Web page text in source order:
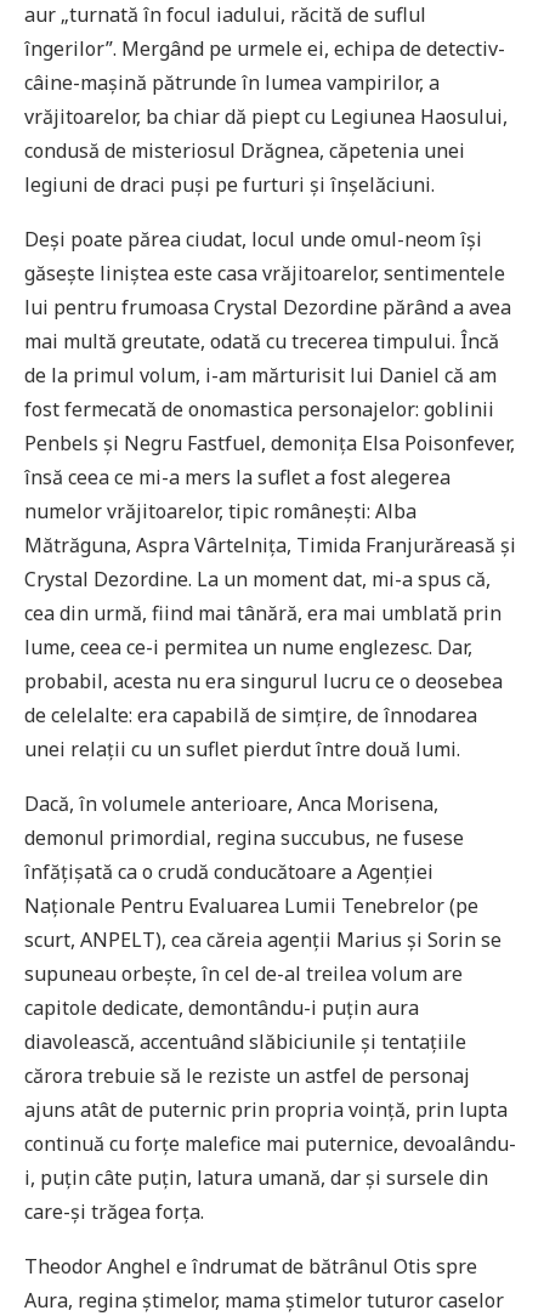
aur „turnată în focul iadului, răcită de suflul
îngerilor”. Mergând pe urmele ei, echipa de detectiv-
câine-mașină pătrunde în lumea vampirilor, a
vrăjitoarelor, ba chiar dă piept cu Legiunea Haosului,
condusă de misteriosul Drăgnea, căpetenia unei
legiuni de draci puși pe furturi și înșelăciuni.
Deși poate părea ciudat, locul unde omul-neom își
găsește liniștea este casa vrăjitoarelor, sentimentele
lui pentru frumoasa Crystal Dezordine părând a avea
mai multă greutate, odată cu trecerea timpului. Încă
de la primul volum, i-am mărturisit lui Daniel că am
fost fermecată de onomastica personajelor: goblinii
Penbels și Negru Fastfuel, demonița Elsa Poisonfever,
însă ceea ce mi-a mers la suflet a fost alegerea
numelor vrăjitoarelor, tipic românești: Alba
Mătrăguna, Aspra Vârtelnița, Timida Franjurăreasă și
Crystal Dezordine. La un moment dat, mi-a spus că,
cea din urmă, fiind mai tânără, era mai umblată prin
lume, ceea ce-i permitea un nume englezesc. Dar,
probabil, acesta nu era singurul lucru ce o deosebea
de celelalte: era capabilă de simțire, de înnodarea
unei relații cu un suflet pierdut între două lumi.
Dacă, în volumele anterioare, Anca Morisena,
demonul primordial, regina succubus, ne fusese
înfățișată ca o crudă conducătoare a Agenției
Naționale Pentru Evaluarea Lumii Tenebrelor (pe
scurt, ANPELT), cea căreia agenții Marius și Sorin se
supuneau orbește, în cel de-al treilea volum are
capitole dedicate, demontându-i puțin aura
diavolească, accentuând slăbiciunile și tentațiile
cărora trebuie să le reziste un astfel de personaj
ajuns atât de puternic prin propria voință, prin lupta
continuă cu forțe malefice mai puternice, devoalându-
i, puțin câte puțin, latura umană, dar și sursele din
care-și trăgea forța.
Theodor Anghel e îndrumat de bătrânul Otis spre
Aura, regina ştimelor, mama știmelor tuturor caselor